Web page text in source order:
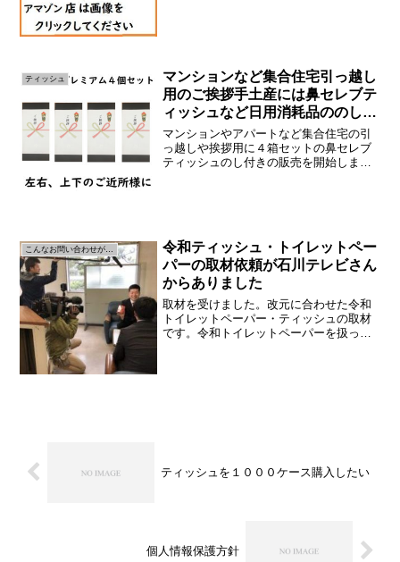
ティッシュ
マンションなど集合住宅引っ越し
用のご挨拶手土産には鼻セレブテ
ィッシュなど日用消耗品ののし付
きがおススメです
マンションやアパートなど集合住宅の引
っ越しや挨拶用に４箱セットの鼻セレブ
ティッシュのし付きの販売を開始しま
令和ティッシュ・トイレットペー
パーの取材依頼が石川テレビさん
からありました
取材を受けました。改元に合わせた令和
トイレットペーパー・ティッシュの取材
です。令和トイレットペーパーを扱って
ティッシュを１０００ケース購入したい
個人情報保護方針